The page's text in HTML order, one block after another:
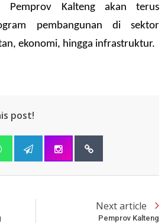
Pemprov Kalteng akan terus
pembangunan di sektor
ekonomi, hingga infrastruktur.
post!
Next article
Pemprov Kalteng